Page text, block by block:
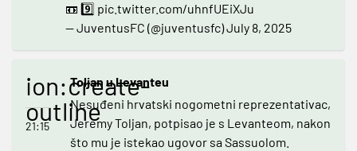
📼 9️⃣ pic.twitter.com/uhnfUEiXJu
— JuventusFC (@juventusfc)July 8, 2025
ion:create-
outline
21:15
Toljan u Levanteu
Nesuđeni hrvatski nogometni reprezentativac,
Jeremy Toljan, potpisao je s Levanteom, nakon
što mu je istekao ugovor sa Sassuolom.